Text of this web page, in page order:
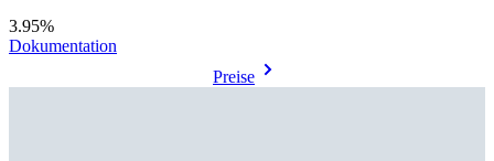
3.95%
Dokumentation
Preise